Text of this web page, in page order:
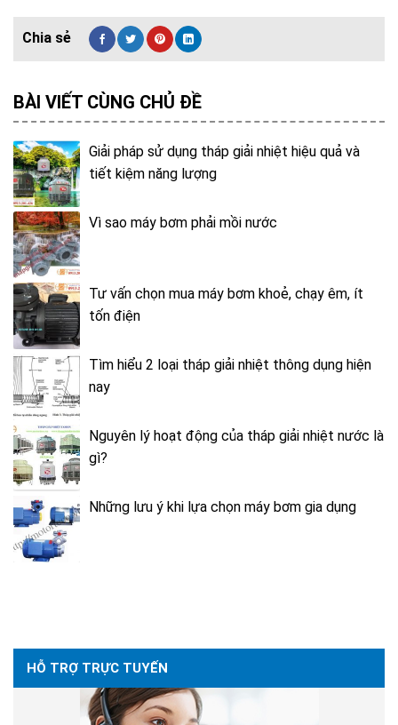
BÀI VIẾT CÙNG CHỦ ĐỀ
Giải pháp sử dụng tháp giải nhiệt hiệu quả và
tiết kiệm năng lượng
Vì sao máy bơm phải mồi nước
Tư vấn chọn mua máy bơm khoẻ, chạy êm, ít
tốn điện
Tìm hiểu 2 loại tháp giải nhiệt thông dụng hiện
nay
Nguyên lý hoạt động của tháp giải nhiệt nước là
gì?
Những lưu ý khi lựa chọn máy bơm gia dụng
HỖ TRỢ TRỰC TUYẾN